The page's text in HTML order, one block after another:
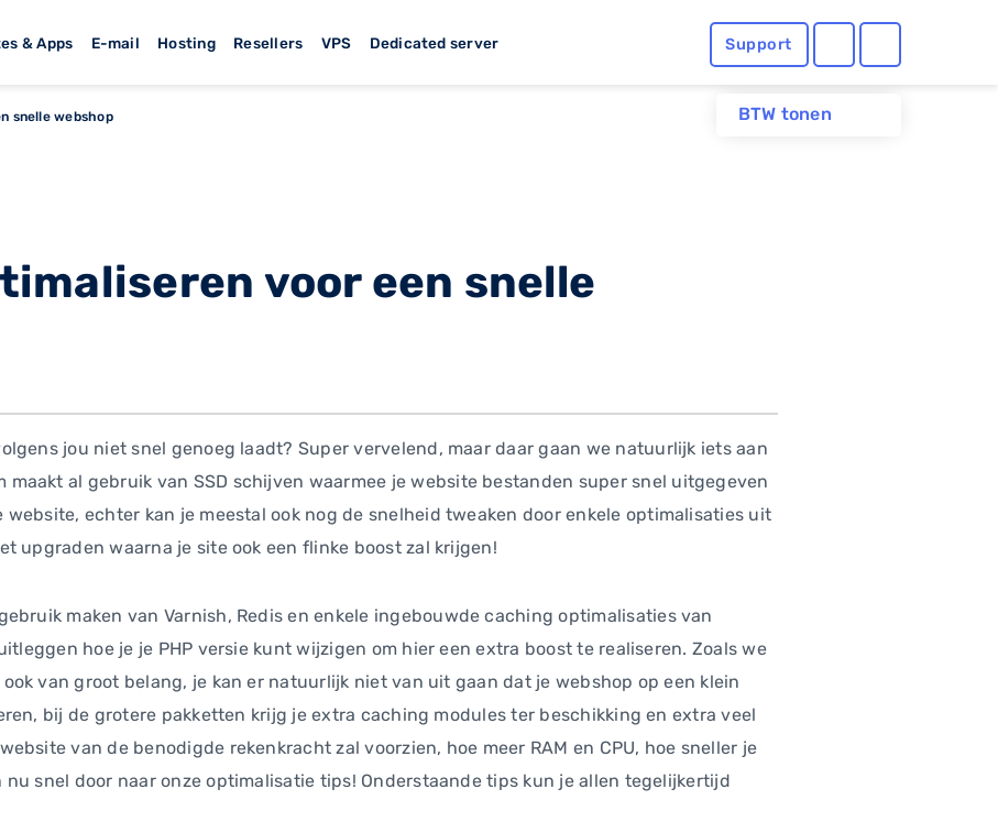
& Apps E-mail Hosting Resellers VPS Dedicated server Support
BTW tonen
snelle webshop
voor een snelle
jou niet snel genoeg laadt? Super vervelend, maar daar gaan we natuurlijk iets aan
al gebruik van SSD schijven waarmee je website bestanden super snel uitgegeven
echter kan je meestal ook nog de snelheid tweaken door enkele optimalisaties uit
upgraden waarna je site ook een flinke boost zal krijgen!
maken van Varnish, Redis en enkele ingebouwde caching optimalisaties van
hoe je je PHP versie kunt wijzigen om hier een extra boost te realiseren. Zoals we
van groot belang, je kan er natuurlijk niet van uit gaan dat je webshop op een klein
bij de grotere pakketten krijg je extra caching modules ter beschikking en extra veel
van de benodigde rekenkracht zal voorzien, hoe meer RAM en CPU, hoe sneller je
nu snel door naar onze optimalisatie tips! Onderstaande tips kun je allen tegelijkertijd